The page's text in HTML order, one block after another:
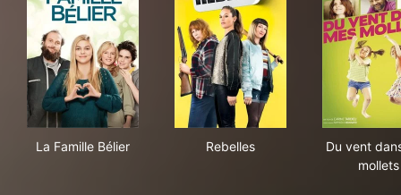
La Famille Bélier Rebelles
Du vent
mollets